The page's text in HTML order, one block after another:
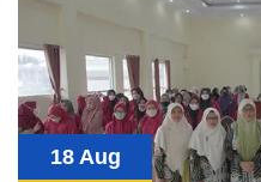
18 Aug